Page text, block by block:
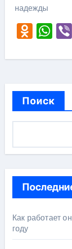
надежды
Поиск
Как работает
году